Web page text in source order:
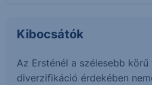
Kibocsátók
Az Ersténél a szélesebb
diverzifikáció érdekében